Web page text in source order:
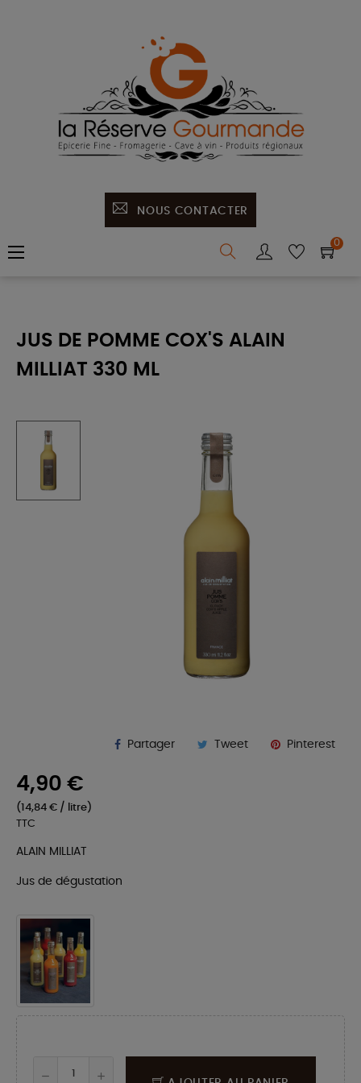
0
NOUS CONTACTER
Basculer
☰
JUS DE POMME COX'S ALAIN
MILLIAT 330 ML
Partager Tweet Pinterest
4,90 €
(14,84 € / litre)
TTC
ALAIN MILLIAT
Jus de dégustation